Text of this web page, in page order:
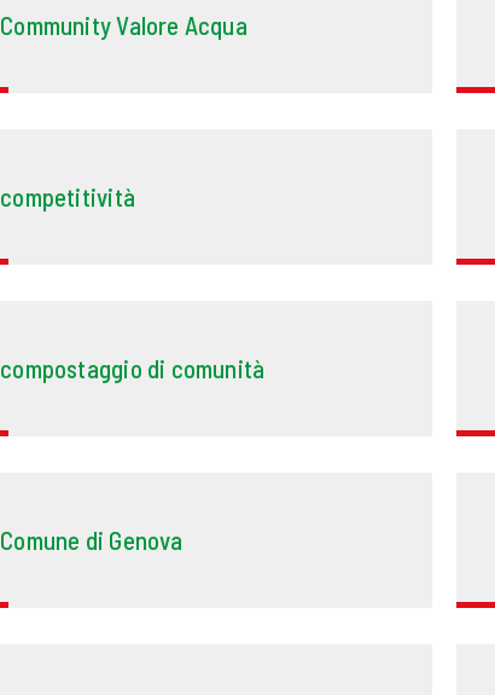
Community Valore Acqua
competitività
compostaggio di comunità
Comune di Genova